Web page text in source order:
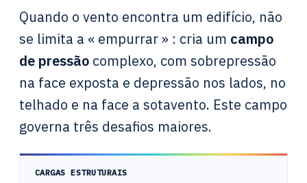
Quando o vento encontra um edifício, não
se limita a « empurrar » : cria um campo
de pressão complexo, com sobrepressão
na face exposta e depressão nos lados, no
telhado e na face a sotavento. Este campo
governa três desafios maiores.
CARGAS ESTRUTURAIS